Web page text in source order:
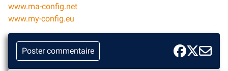
www.ma-config.net
www.my-config.eu
Poster commentaire